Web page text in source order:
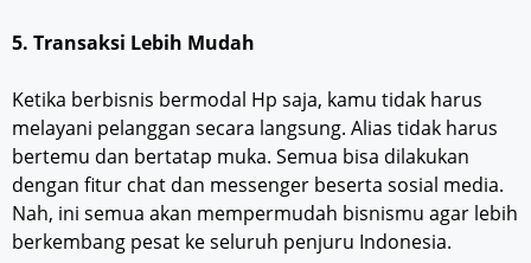
5. Transaksi Lebih Mudah
Ketika berbisnis bermodal Hp saja, kamu tidak harus
melayani pelanggan secara langsung. Alias tidak harus
bertemu dan bertatap muka. Semua bisa dilakukan
dengan fitur chat dan messenger beserta sosial media.
Nah, ini semua akan mempermudah bisnismu agar lebih
berkembang pesat ke seluruh penjuru Indonesia.